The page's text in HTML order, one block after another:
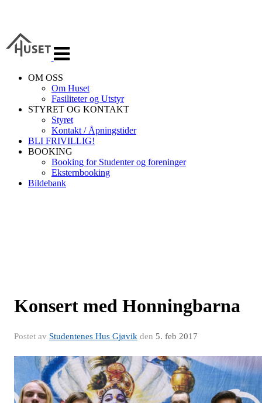
navigasjon
OM OSS
Om Huset
Fasiliteter og Utstyr
STYRET OG KONTAKT
Styret
Kontakt / Åpningstider
BLI FRIVILLIG!
BOOKING
Booking for Studenter og foreninger
Eksternbooking
Bildebank
Konsert med Honningbarna
Postet av Studentenes Hus Gjøvik den 5. feb 2017